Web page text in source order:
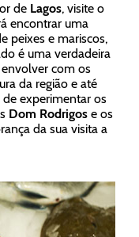
de Lagos, visite o
encontrar uma
peixes e mariscos,
é uma verdadeira
com os
da região e até
de experimentar os
Dom Rodrigos e os
da sua visita a